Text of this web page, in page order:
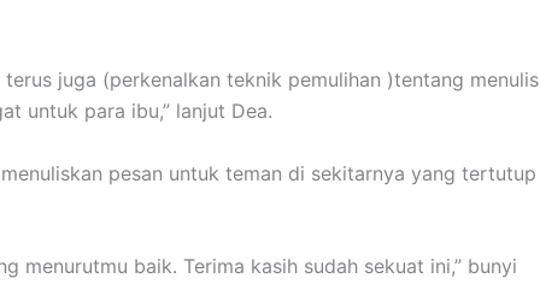
terus juga (perkenalkan teknik pemulihan )tentang menulis
untuk para ibu,” lanjut Dea.
pesan untuk teman di sekitarnya yang tertutup
menurutmu baik. Terima kasih sudah sekuat ini,” bunyi